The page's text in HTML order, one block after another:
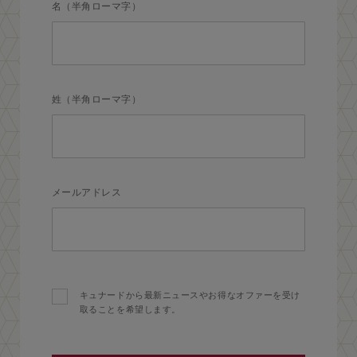
名（半角ローマ字）
姓（半角ローマ字）
メールアドレス
キュナードから最新ニュースやお得なオファーを受け
取ることを希望します。